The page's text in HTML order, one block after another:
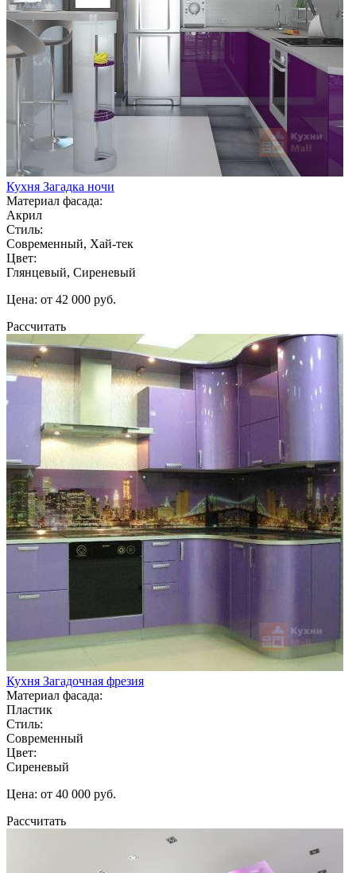
Кухня Загадка ночи
Материал фасада:
Акрил
Стиль:
Современный, Хай-тек
Цвет:
Глянцевый, Сиреневый
Цена: от 42 000 руб.
Рассчитать
Кухня Загадочная фрезия
Материал фасада:
Пластик
Стиль:
Современный
Цвет:
Сиреневый
Цена: от 40 000 руб.
Рассчитать